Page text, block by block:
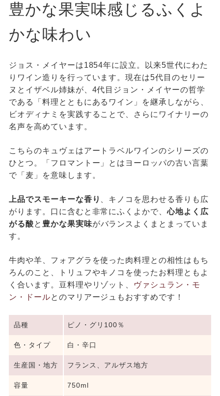
豊かな果実味感じるふくよ
かな味わい
ジョス・メイヤーは1854年に設立。以来5世代にわた
りワイン造りを行っています。現在は5代目のセリー
ヌとイザベル姉妹が、4代目ジョン・メイヤーの哲学
である「料理とともにあるワイン」を継承しながら、
ビオディナミを実践することで、さらにワイナリーの
名声を高めています。
こちらのキュヴェはアートラベルワインのシリーズの
ひとつ。「フロマントー」とはヨーロッパの古い言葉
で「麦」を意味します。
上品でスモーキーな香り
、キノコを思わせる香りも広
がります。口に含むと非常にふくよかで、心地よく広
がる酸と 豊かな果実味がバランスよくまとまっていま
す。
牛肉や羊、フォアグラを使った肉料理との相性はもち
ろんのこと、トリュフやキノコを使ったお料理ともよ
く合います。豆料理やリゾット、 ヴァシュラン・モ
ン・ドールとのマリアージュもおすすめです！
品種 ピノ・グリ100％
色・タイプ 白・辛口
生産国・地方 フランス、アルザス地方
容量 750ml